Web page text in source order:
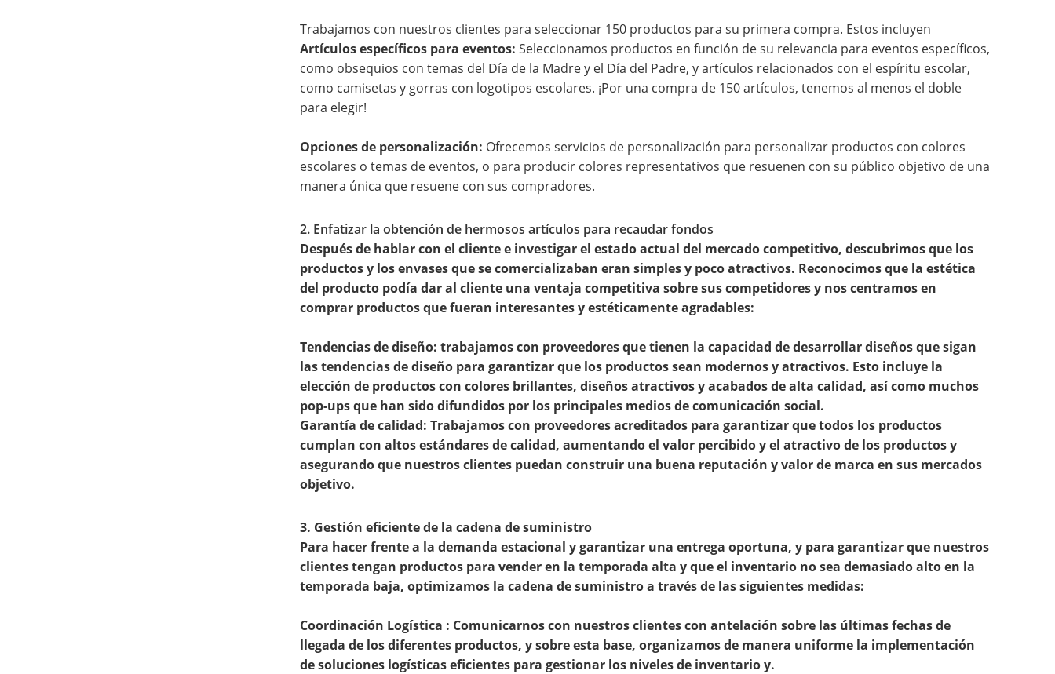
Trabajamos con nuestros clientes para seleccionar 150 productos para su primera compra. Estos incluyen
Artículos específicos para eventos: Seleccionamos productos en función de su relevancia para eventos específicos,
como obsequios con temas del Día de la Madre y el Día del Padre, y artículos relacionados con el espíritu escolar,
como camisetas y gorras con logotipos escolares. ¡Por una compra de 150 artículos, tenemos al menos el doble
para elegir!
Opciones de personalización: Ofrecemos servicios de personalización para personalizar productos con colores
escolares o temas de eventos, o para producir colores representativos que resuenen con su público objetivo de una
manera única que resuene con sus compradores.
2. Enfatizar la obtención de hermosos artículos para recaudar fondos
Después de hablar con el cliente e investigar el estado actual del mercado competitivo, descubrimos que los
productos y los envases que se comercializaban eran simples y poco atractivos. Reconocimos que la estética
del producto podía dar al cliente una ventaja competitiva sobre sus competidores y nos centramos en
comprar productos que fueran interesantes y estéticamente agradables:
Tendencias de diseño: trabajamos con proveedores que tienen la capacidad de desarrollar diseños que sigan
las tendencias de diseño para garantizar que los productos sean modernos y atractivos. Esto incluye la
elección de productos con colores brillantes, diseños atractivos y acabados de alta calidad, así como muchos
pop-ups que han sido difundidos por los principales medios de comunicación social.
Garantía de calidad: Trabajamos con proveedores acreditados para garantizar que todos los productos
cumplan con altos estándares de calidad, aumentando el valor percibido y el atractivo de los productos y
asegurando que nuestros clientes puedan construir una buena reputación y valor de marca en sus mercados
objetivo.
3. Gestión eficiente de la cadena de suministro
Para hacer frente a la demanda estacional y garantizar una entrega oportuna, y para garantizar que nuestros
clientes tengan productos para vender en la temporada alta y que el inventario no sea demasiado alto en la
temporada baja, optimizamos la cadena de suministro a través de las siguientes medidas:
Coordinación Logística : Comunicarnos con nuestros clientes con antelación sobre las últimas fechas de
llegada de los diferentes productos, y sobre esta base, organizamos de manera uniforme la implementación
de soluciones logísticas eficientes para gestionar los niveles de inventario y.